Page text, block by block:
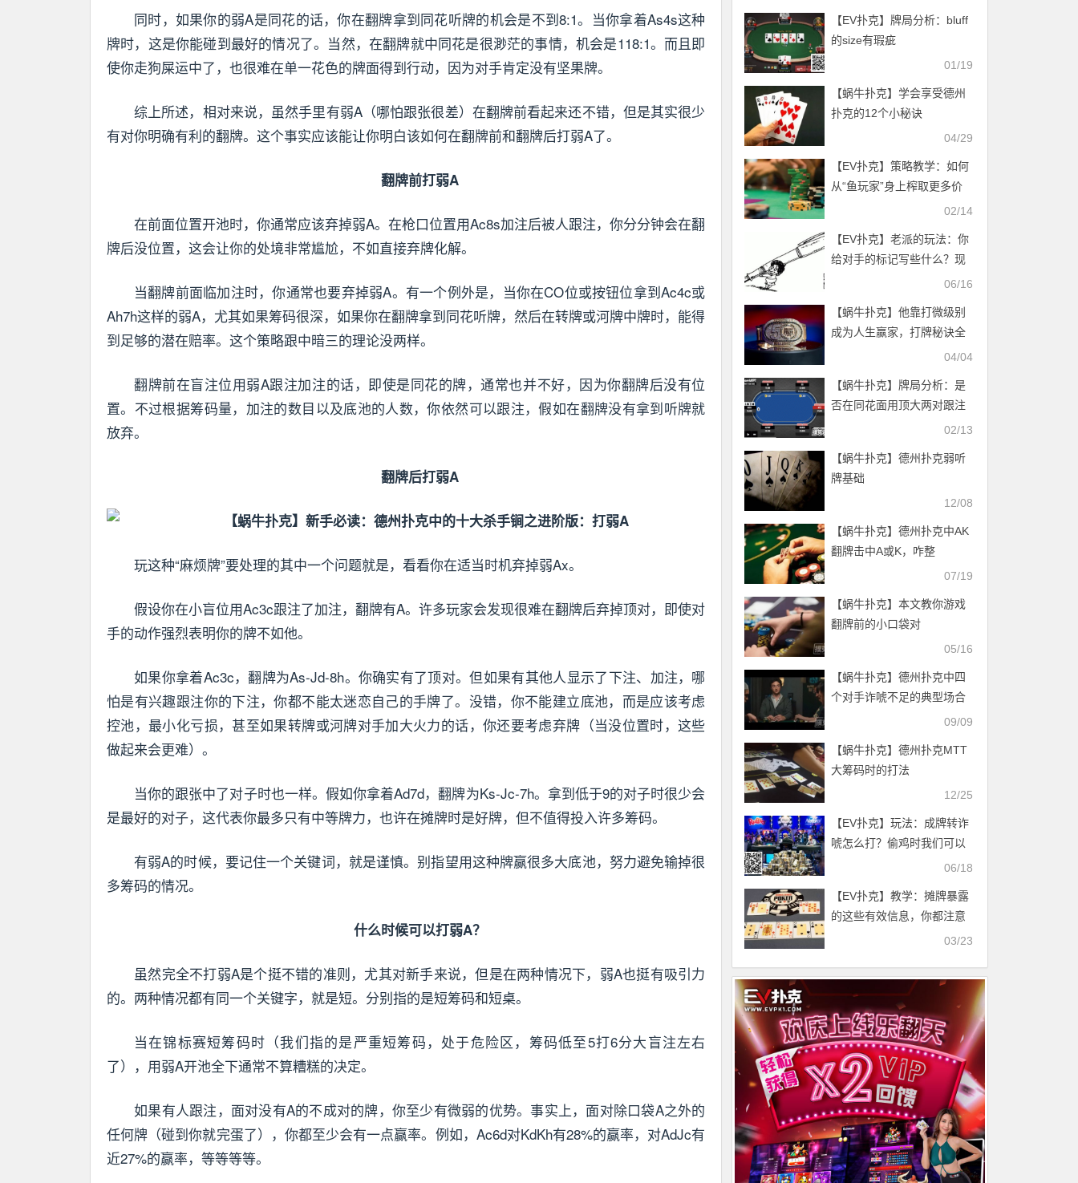
同时，如果你的弱A是同花的话，你在翻牌拿到同花听牌的机会是不到8:1。当你拿着As4s这种
牌时，这是你能碰到最好的情况了。当然，在翻牌就中同花是很渺茫的事情，机会是118:1。而且即
使你走狗屎运中了，也很难在单一花色的牌面得到行动，因为对手肯定没有坚果牌。
综上所述，相对来说，虽然手里有弱A（哪怕跟张很差）在翻牌前看起来还不错，但是其实很少
有对你明确有利的翻牌。这个事实应该能让你明白该如何在翻牌前和翻牌后打弱A了。
翻牌前打弱A
在前面位置开池时，你通常应该弃掉弱A。在枪口位置用Ac8s加注后被人跟注，你分分钟会在翻
牌后没位置，这会让你的处境非常尴尬，不如直接弃牌化解。
当翻牌前面临加注时，你通常也要弃掉弱A。有一个例外是，当你在CO位或按钮位拿到Ac4c或
Ah7h这样的弱A，尤其如果筹码很深，如果你在翻牌拿到同花听牌，然后在转牌或河牌中牌时，能得
到足够的潜在赔率。这个策略跟中暗三的理论没两样。
翻牌前在盲注位用弱A跟注加注的话，即使是同花的牌，通常也并不好，因为你翻牌后没有位
置。不过根据筹码量，加注的数目以及底池的人数，你依然可以跟注，假如在翻牌没有拿到听牌就
放弃。
翻牌后打弱A
玩这种“麻烦牌”要处理的其中一个问题就是，看看你在适当时机弃掉弱Ax。
假设你在小盲位用Ac3c跟注了加注，翻牌有A。许多玩家会发现很难在翻牌后弃掉顶对，即使对
手的动作强烈表明你的牌不如他。
如果你拿着Ac3c，翻牌为As-Jd-8h。你确实有了顶对。但如果有其他人显示了下注、加注，哪
怕是有兴趣跟注你的下注，你都不能太迷恋自己的手牌了。没错，你不能建立底池，而是应该考虑
控池，最小化亏损，甚至如果转牌或河牌对手加大火力的话，你还要考虑弃牌（当没位置时，这些
做起来会更难）。
当你的跟张中了对子时也一样。假如你拿着Ad7d，翻牌为Ks-Jc-7h。拿到低于9的对子时很少会
是最好的对子，这代表你最多只有中等牌力，也许在摊牌时是好牌，但不值得投入许多筹码。
有弱A的时候，要记住一个关键词，就是谨慎。别指望用这种牌赢很多大底池，努力避免输掉很
多筹码的情况。
什么时候可以打弱A？
虽然完全不打弱A是个挺不错的准则，尤其对新手来说，但是在两种情况下，弱A也挺有吸引力
的。两种情况都有同一个关键字，就是短。分别指的是短筹码和短桌。
当在锦标赛短筹码时（我们指的是严重短筹码，处于危险区，筹码低至5打6分大盲注左右
了），用弱A开池全下通常不算糟糕的决定。
如果有人跟注，面对没有A的不成对的牌，你至少有微弱的优势。事实上，面对除口袋A之外的
任何牌（碰到你就完蛋了），你都至少会有一点赢率。例如，Ac6d对KdKh有28%的赢率，对AdJc有
近27%的赢率，等等等等。
【EV扑克】牌局分析：bluff
的size有瑕疵
01/19
【蜗牛扑克】学会享受德州
扑克的12个小秘诀
04/29
【EV扑克】策略教学：如何
从“鱼玩家”身上榨取更多价
02/14
【EV扑克】老派的玩法：你
给对手的标记写些什么？现
06/16
【蜗牛扑克】他靠打微级别
成为人生赢家，打牌秘诀全
公开，每条街照做你也能04/04
【蜗牛扑克】牌局分析：是
否在同花面用顶大两对跟注
02/13
【蜗牛扑克】德州扑克弱听
牌基础
12/08
【蜗牛扑克】德州扑克中AK
翻牌击中A或K，咋整
07/19
【蜗牛扑克】本文教你游戏
翻牌前的小口袋对
05/16
【蜗牛扑克】德州扑克中四
个对手诈唬不足的典型场合
09/09
【蜗牛扑克】德州扑克MTT
大筹码时的打法
12/25
【EV扑克】玩法：成牌转诈
唬怎么打？偷鸡时我们可以
06/18
【EV扑克】教学：摊牌暴露
的这些有效信息，你都注意
03/23